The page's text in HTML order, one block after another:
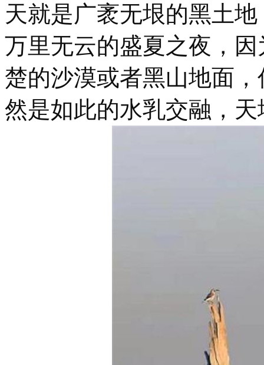
天就是广袤无垠的黑土
万里无云的盛夏之夜，
楚的沙漠或者黑山地面
然是如此的水乳交融，